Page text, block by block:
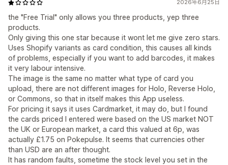
2026年6月25日
the "Free Trial" only allows you three products, yep three
products.
Only giving this one star because it wont let me give zero stars.
Uses Shopify variants as card condition, this causes all kinds
of problems, especially if you want to add barcodes, it makes
it very labour intensive.
The image is the same no matter what type of card you
upload, there are not different images for Holo, Reverse Holo,
or Commons, so that in itself makes this App useless.
For pricing it says it uses Cardmarket, it may do, but I found
the cards priced I entered were based on the US market NOT
the UK or European market, a card this valued at 6p, was
actually £1.75 on Pokepulse. It seems that currencies other
than USD are an after thought.
It has random faults, sometime the stock level you set in the